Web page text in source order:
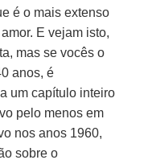
é o mais extenso
E vejam isto,
mas se vocês o
anos, é
um capítulo inteiro
pelo menos em
nos anos 1960,
sobre o